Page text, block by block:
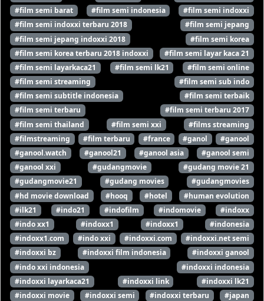
#film semi barat
#film semi indonesia
#film semi indoxxi
#film semi indoxxi terbaru 2018
#film semi jepang
#film semi jepang indoxxi 2018
#film semi korea
#film semi korea terbaru 2018 indoxxi
#film semi layar kaca 21
#film semi layarkaca21
#film semi lk21
#film semi online
#film semi streaming
#film semi sub indo
#film semi subtitle indonesia
#film semi terbaik
#film semi terbaru
#film semi terbaru 2017
#film semi thailand
#film semi xxi
#films streaming
#filmstreaming
#film terbaru #france #ganol
#ganool
#ganool.watch
#ganool21 #ganool asia
#ganool semi
#ganool xxi
#gudangmovie
#gudang movie 21
#gudangmovie21
#gudang movies
#gudangmovies
#hd movie download
#hooq #hotel
#human evolution
#ilk21
#indo21 #indofilm #indomovie
#indoxx
#indo xx1
#indoxx1 #indoxx1
#indonesia
#indoxx1.com
#indo xxi #indoxxi.com
#indoxxi.net semi
#indoxxi bz
#indoxxi film indonesia
#indoxxi ganool
#indo xxi indonesia
#indoxxi indonesia
#indoxxi layarkaca21
#indoxxi link
#indoxxi lk21
#indoxxi movie
#indoxxi semi #indoxxi terbaru
#japan